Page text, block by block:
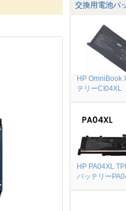
交換用電池パ
HP OmniBook
テリーCI04XL
HP PA04XL
バッテリー